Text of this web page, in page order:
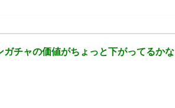
チャの価値がちょっと下がってるかな